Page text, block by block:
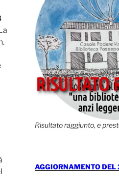
Risultato raggiunto, e
AGGIORNAMENTO